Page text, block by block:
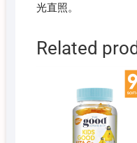
光直照。
Related